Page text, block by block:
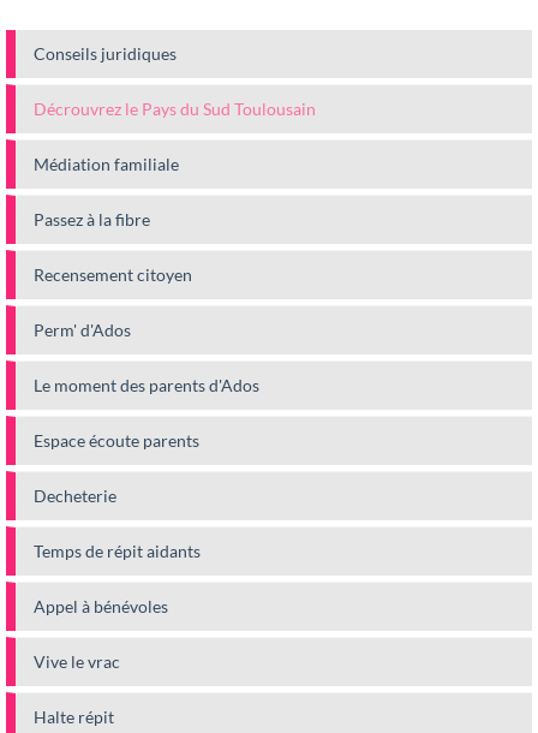
Conseils juridiques
Décrouvrez le Pays du Sud Toulousain
Médiation familiale
Passez à la fibre
Recensement citoyen
Perm' d'Ados
Le moment des parents d'Ados
Espace écoute parents
Decheterie
Temps de répit aidants
Appel à bénévoles
Vive le vrac
Halte répit